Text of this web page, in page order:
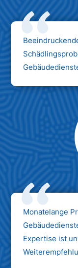
Monatelange
Expertise ist